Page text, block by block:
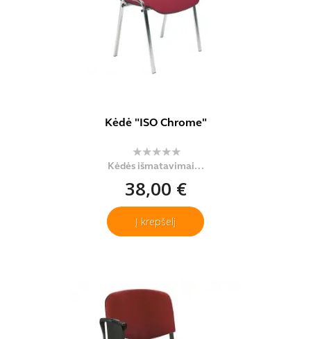
Kėdė "ISO Chrome"
Kėdės išmatavimai...
38,00 €
Į krepšelį